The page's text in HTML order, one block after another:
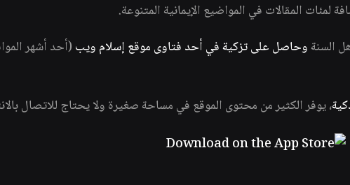
لمئات المقالات في المواضيع الإيمانية المتنوعة.
السنة وحاصل على تزكية في أحد فتاوى موقع إسلام ويب(أحد أشهر
، يوفر الكثير من محتوى الموقع في مساحة صغيرة ولا يحتاج للاتصال